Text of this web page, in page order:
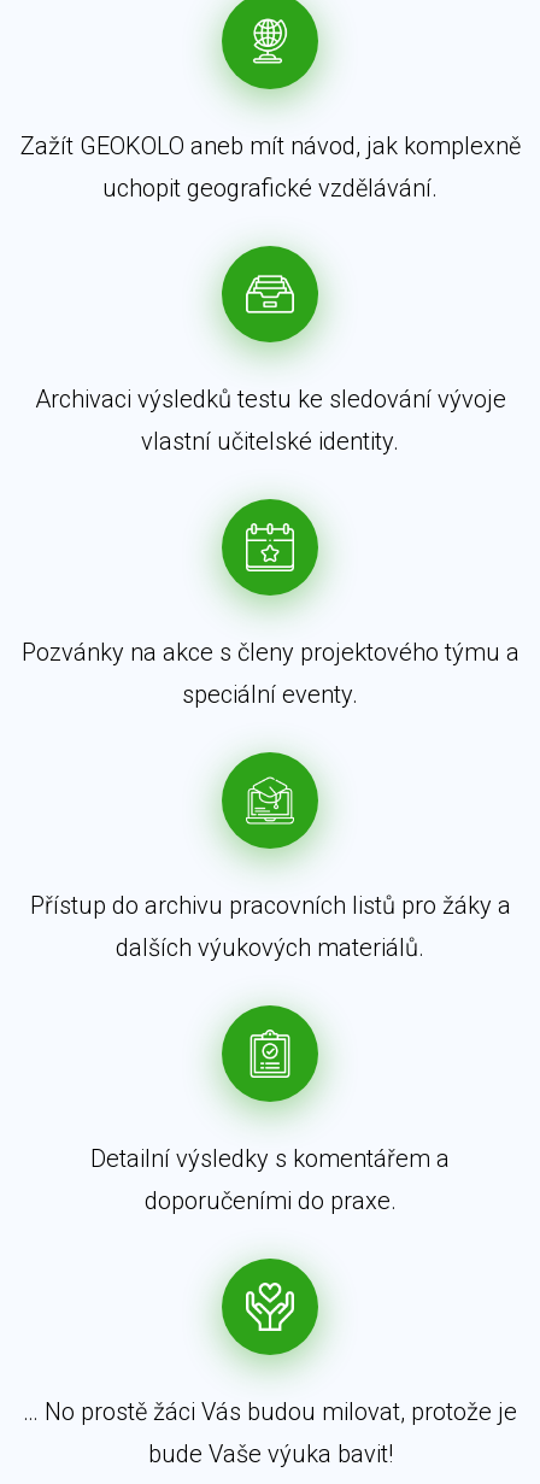
Zažít GEOKOLO aneb mít návod, jak komplexně
uchopit geografické vzdělávání.
Archivaci výsledků testu ke sledování vývoje
vlastní učitelské identity.
Pozvánky na akce s členy projektového týmu a
speciální eventy.
Přístup do archivu pracovních listů pro žáky a
dalších výukových materiálů.
Detailní výsledky s komentářem a
doporučeními do praxe.
… No prostě žáci Vás budou milovat, protože je
bude Vaše výuka bavit!